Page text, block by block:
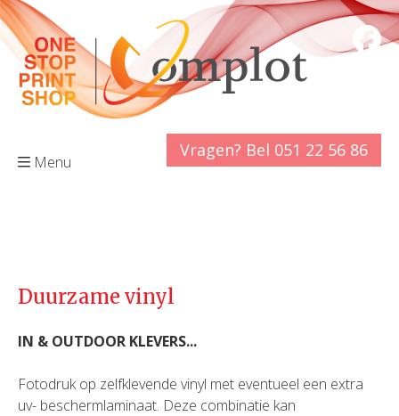
Menu
Vragen? Bel 051 22 56 86
Duurzame vinyl
IN & OUTDOOR KLEVERS...
Fotodruk op zelfklevende vinyl met eventueel een extra
uv- beschermlaminaat. Deze combinatie kan